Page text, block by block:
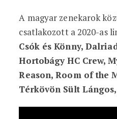
A magyar zenekarok
csatlakozott a 2020-as
Csók és Könny,
Hortobágy HC Crew,
Reason, Room of the
Térkövön Sült